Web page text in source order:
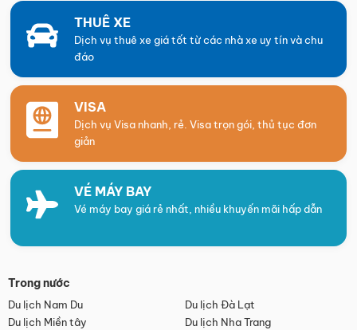
THUÊ XE
Dịch vụ thuê xe giá tốt từ các nhà xe uy tín và chu
đáo
VISA
Dịch vụ Visa nhanh, rẻ. Visa trọn gói, thủ tục đơn
giản
VÉ MÁY BAY
Vé máy bay giá rẻ nhất, nhiều khuyến mãi hấp dẫn
Trong nước
Du lịch Nam Du
Du lịch Đà Lạt
Du lịch Miền tây
Du lịch Nha Trang